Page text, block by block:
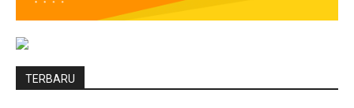
TERBARU